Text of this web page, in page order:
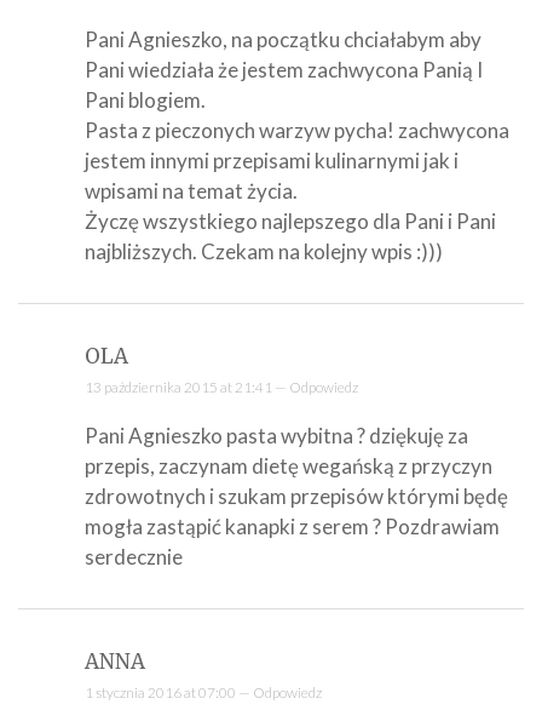
Pani Agnieszko, na początku chciałabym aby
Pani wiedziała że jestem zachwycona Panią I
Pani blogiem.
Pasta z pieczonych warzyw pycha! zachwycona
jestem innymi przepisami kulinarnymi jak i
wpisami na temat życia.
Życzę wszystkiego najlepszego dla Pani i Pani
najbliższych. Czekam na kolejny wpis :)))
OLA
13 października 2015 at 21:41 — Odpowiedz
Pani Agnieszko pasta wybitna ? dziękuję za
przepis, zaczynam dietę wegańską z przyczyn
zdrowotnych i szukam przepisów którymi będę
mogła zastąpić kanapki z serem ? Pozdrawiam
serdecznie
ANNA
1 stycznia 2016 at 07:00 — Odpowiedz